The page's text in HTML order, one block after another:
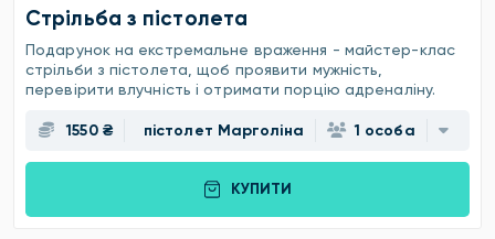
Стрільба з пістолета
Подарунок на екстремальне враження - майстер-клас
стрільби з пістолета, щоб проявити мужність,
перевірити влучність і отримати порцію адреналіну.
1550 ₴ пістолет Марголіна 1 особа
КУПИТИ